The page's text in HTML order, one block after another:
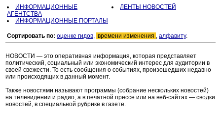
ИНФОРМАЦИОННЫЕ
АГЕНТСТВА
ИНФОРМАЦИОННЫЕ ПОРТАЛЫ
ЛЕНТЫ НОВОСТЕЙ
Сортировать по: оценке гидов, времени изменения , алфавиту.
НОВОСТИ — это оперативная информация, которая представляет
политический, социальный или экономический интерес для аудитории в
своей свежести. То есть сообщения о событиях, произошедших недавно
или происходящих в данный момент.
Также новостями называют программы (собрание нескольких новостей)
на телевидении и радио, а в печатной прессе или на веб-сайтах — сводки
новостей, в специальной рубрике в газете.